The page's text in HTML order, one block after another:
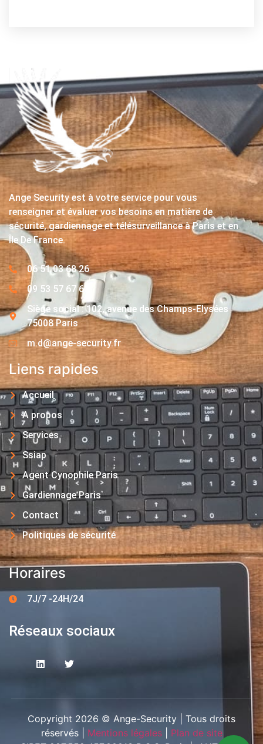
Ange Security est à votre service pour vous
renseigner et évaluer vos besoins en matière de
sécurité, gardiennage et télésurveillance à Paris et en
Île De France.
06 51 03 68 26
09 53 57 67 63
Siège social : 102, avenue des Champs-Elysées
75008 Paris
m.d@ange-security.fr
Liens rapides
Accueil
A propos
Services
Ssiap
Agent Cynophile Paris
Gardiennage Paris
Contact
Politiques de sécurité
Horaires
7J/7 -24H/24
Réseaux sociaux
Copyright 2026 © Ange-Security | Tous droits
réservés | Mentions légales| Plan de site